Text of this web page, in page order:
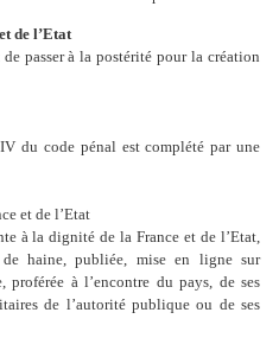
de l’Etat
passer à la postérité pour la création
du code pénal est complété par une
et de l’Etat
à la dignité de la France et de l’Etat,
haine, publiée, mise en ligne sur
proférée à l’encontre du pays, de ses
de l’autorité publique ou de ses